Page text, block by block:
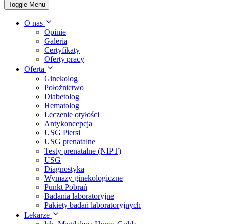
Toggle Menu
O nas
Opinie
Galeria
Certyfikaty
Oferty pracy
Oferta
Ginekolog
Położnictwo
Diabetolog
Hematolog
Leczenie otyłości
Antykoncepcja
USG Piersi
USG prenatalne
Testy prenatalne (NIPT)
USG
Diagnostyka
Wymazy ginekologiczne
Punkt Pobrań
Badania laboratoryjne
Pakiety badań laboratoryjnych
Lekarze